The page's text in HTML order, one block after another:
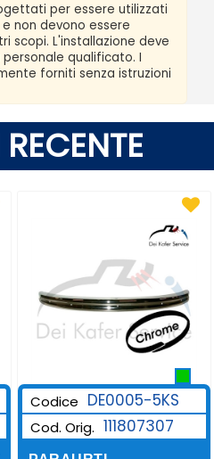
per essere utilizzati
non devono essere
scopi. L'installazione deve
qualificato. I
forniti senza istruzioni
Codice DE0005-5KS
Cod. Orig. 111807307